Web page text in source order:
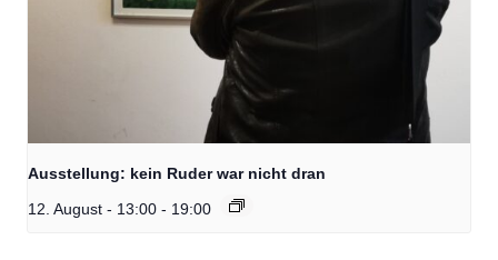
Ausstellung: kein Ruder war nicht dran
12. August - 13:00 - 19:00